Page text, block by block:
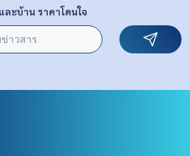
ะบ้าน ราคาโดนใจ